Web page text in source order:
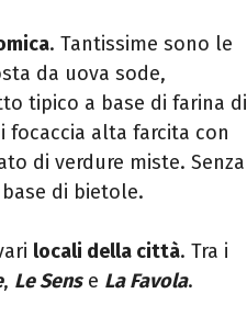
. Tantissime sono le
da uova sode,
tipico a base di farina di
focaccia alta farcita con
di verdure miste. Senza
di bietole.
locali della città. Tra i
, Le Sense La Favola.